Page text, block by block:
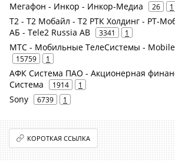
Мегафон - Инкор - Инкор-Медиа 26 1
Т2 - Т2 Мобайл - Т2 РТК Холдинг - РТ-
АБ - Tele2 Russia AB
3341 1
МТС - Мобильные ТелеСистемы - Mobile
15759 1
АФК Система ПАО - Акционерная
Система
1914 1
Sony 6739 1
КОРОТКАЯ ССЫЛКА